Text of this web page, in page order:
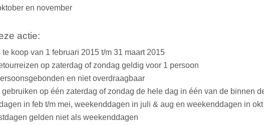
en november
actie:
koop van 1 februari 2015 t/m 31 maart 2015
op zaterdag of zondag geldig voor 1 persoon
en niet overdraagbaar
gebruiken op één zaterdag of zondag de hele dag in één van de binnen
in feb t/m mei, weekenddagen in juli & aug en weekenddagen in
gelden niet als weekenddagen